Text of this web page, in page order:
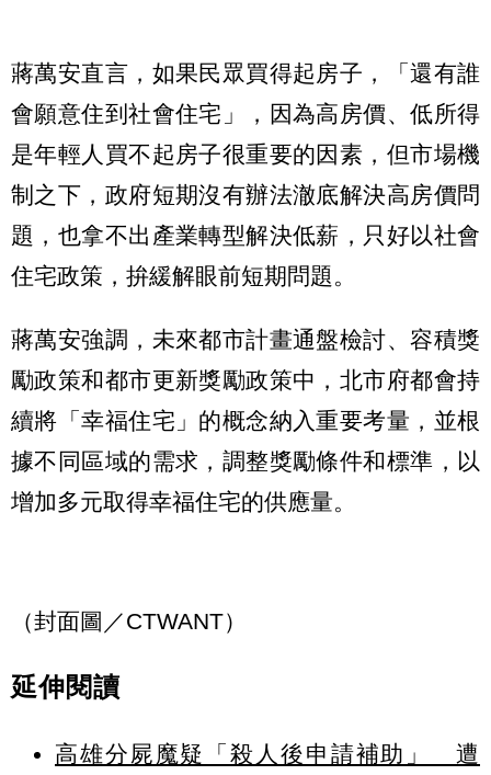
蔣萬安直言，如果民眾買得起房子，「還有誰
會願意住到社會住宅」，因為高房價、低所得
是年輕人買不起房子很重要的因素，但市場機
制之下，政府短期沒有辦法澈底解決高房價問
題，也拿不出產業轉型解決低薪，只好以社會
住宅政策，拚緩解眼前短期問題。
蔣萬安強調，未來都市計畫通盤檢討、容積獎
勵政策和都市更新獎勵政策中，北市府都會持
續將「幸福住宅」的概念納入重要考量，並根
據不同區域的需求，調整獎勵條件和標準，以
增加多元取得幸福住宅的供應量。
（封面圖／CTWANT）
延伸閱讀
高雄分屍魔疑「殺人後申請補助」 遭